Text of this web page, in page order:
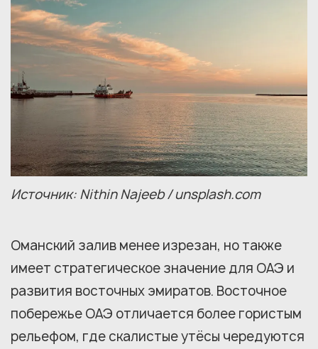
Источник: Nithin Najeeb / unsplash.com
Оманский залив менее изрезан, но также
имеет стратегическое значение для ОАЭ и
развития восточных эмиратов. Восточное
побережье ОАЭ отличается более гористым
рельефом, где скалистые утёсы чередуются